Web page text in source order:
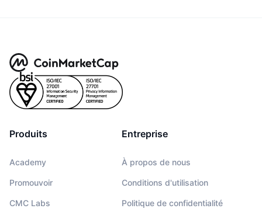
Produits
Academy
Promouvoir
CMC Labs
Entreprise
À propos de nous
Conditions d'utilisation
Politique de confidentialité